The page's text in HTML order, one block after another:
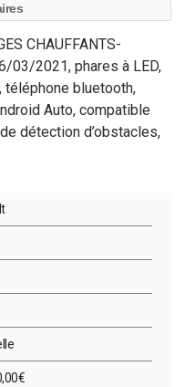
CHAUFFANTS-
03/2021, phares à LED,
téléphone bluetooth,
Auto, compatible
détection d’obstacles,